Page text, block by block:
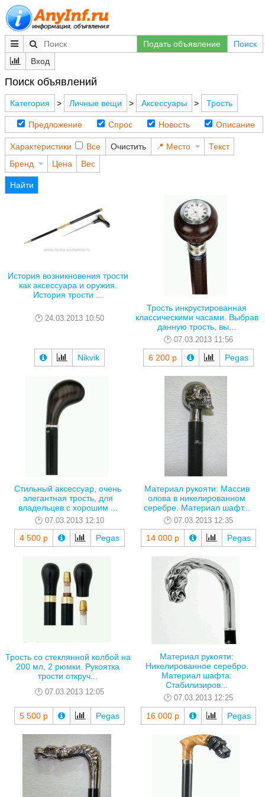
Подать объявление
Поиск
Вход
Поиск объявлений
Категория > Личные вещи > Аксессуары > Трость
Предложение Спрос Новость Описание
Характеристики Все Очистить Место
Текст
Бренд
Цена Вес
Найти
История возникновения трости
как аксессуара и оружия.
История трости ...
24.03.2013 10:50
Nikvik
Трость инкрустированная
классическими часами. Выбрав
данную трость, вы...
07.03.2013 11:56
6 200 р Pegas
Стильный аксессуар, очень
элегантная трость, для
владельцев с хорошим ...
07.03.2013 12:10
4 500 р Pegas
Материал рукояти: Массив
олова в никелированном
серебре. Материал шафт...
07.03.2013 12:35
14 000 р Pegas
Трость со стеклянной колбой на
200 мл, 2 рюмки. Рукоятка
трости откруч...
07.03.2013 12:05
5 500 р Pegas
Материал рукояти:
Никелированное серебро.
Материал шафта:
Стабилизиров...
07.03.2013 12:25
16 000 р Pegas